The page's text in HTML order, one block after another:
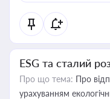
ESG та сталий
Про що тема: Про
урахуванням